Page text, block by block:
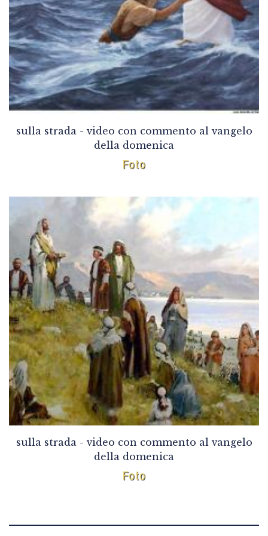
sulla strada - video con commento al vangelo
della domenica
Foto
sulla strada - video con commento al vangelo
della domenica
Foto